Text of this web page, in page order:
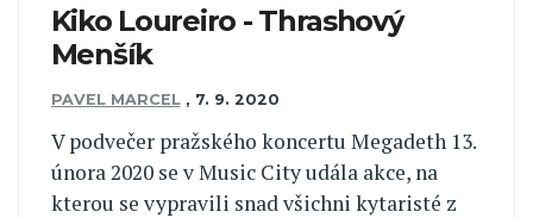
Kiko Loureiro - Thrashový
Menšík
PAVEL MARCEL , 7. 9. 2020
V podvečer pražského koncertu Megadeth 13.
února 2020 se v Music City udála akce, na
kterou se vypravili snad všichni kytaristé z